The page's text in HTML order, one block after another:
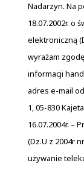
Nadarzyn. Na
18.07.2002r. o
elektroniczną
wyrażam
informacji
adres e-mail
1, 05-830
16.07.2004r. –
(Dz.U z 2004r
używanie